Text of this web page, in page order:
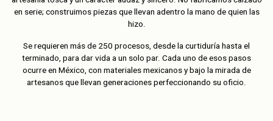
en serie; construimos piezas que llevan adentro la mano de quien las
hizo.
Se requieren más de 250 procesos, desde la curtiduría hasta el
terminado, para dar vida a un solo par. Cada uno de esos pasos
ocurre en México, con materiales mexicanos y bajo la mirada de
artesanos que llevan generaciones perfeccionando su oficio.